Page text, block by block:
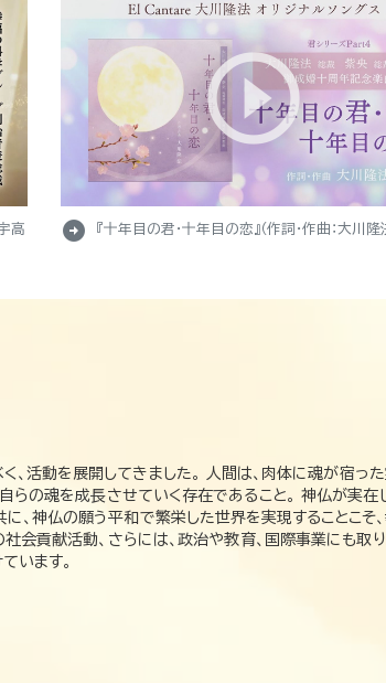
高
arrow_circle_right 『十年目の君・十年目の恋』（作詞・作曲：大川隆
、活動を展開してきました。 人間は、肉体に魂が宿っ
らの魂を成長させていく存在であること。 神仏が実在
、神仏の願う平和で繁栄した世界を実現することこそ
会貢献活動、さらには、政治や教育、国際事業にも取
います。